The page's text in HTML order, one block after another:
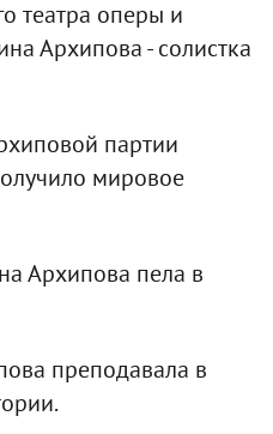
театра оперы и
Архипова - солистка
партии
мировое
Архипова пела в
преподавала в